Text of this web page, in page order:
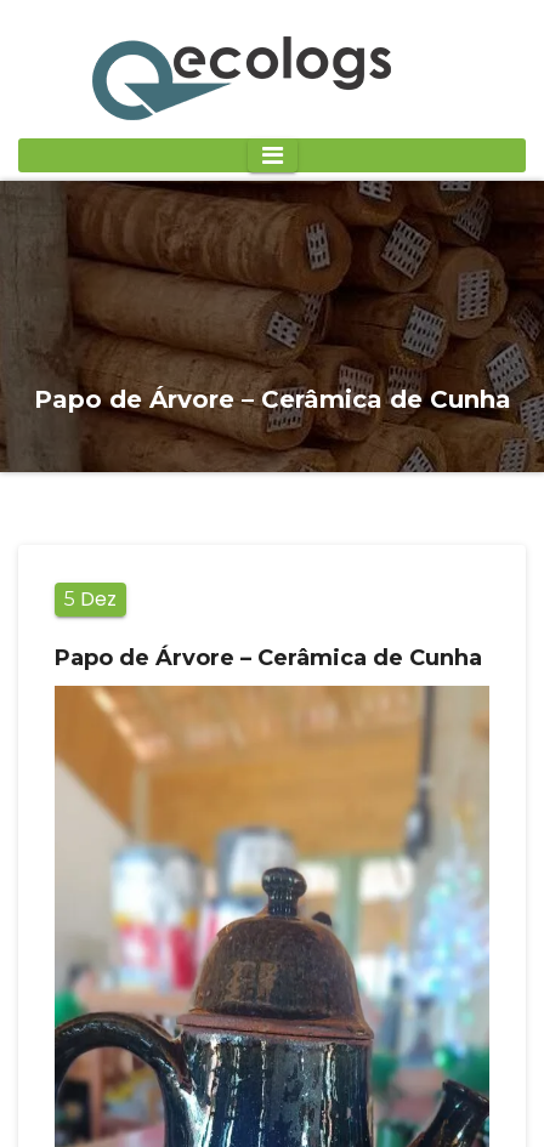
Papo de Árvore – Cerâmica de Cunha
5 Dez
Papo de Árvore – Cerâmica de Cunha